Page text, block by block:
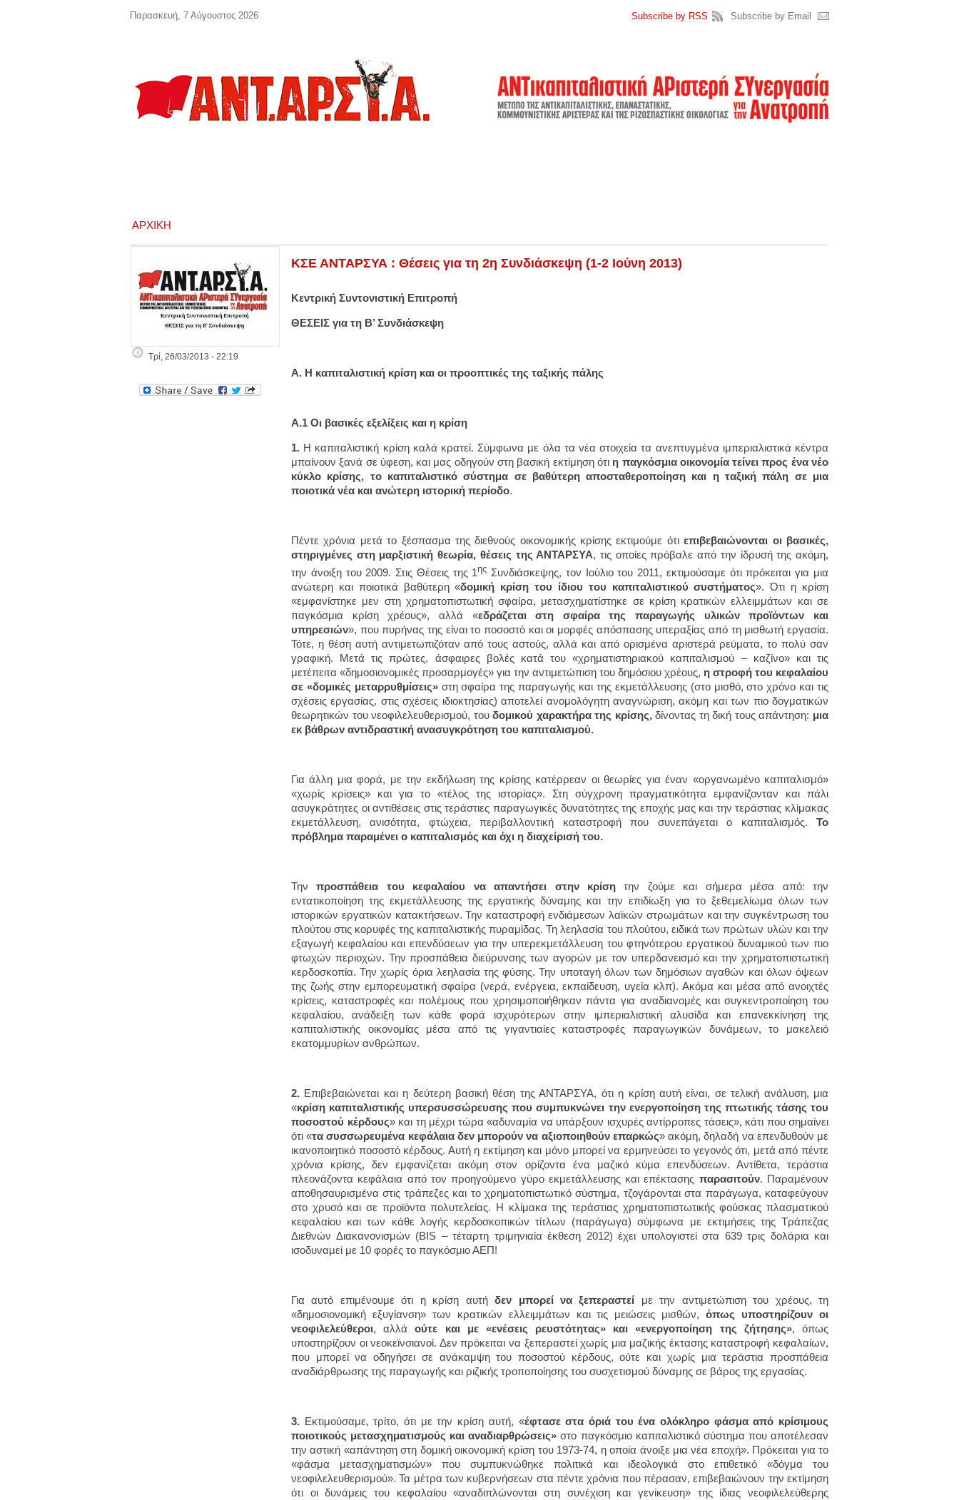
ΑΡΧΙΚΉ
Τρί, 26/03/2013 - 22:19
ΚΣΕ ΑΝΤΑΡΣΥΑ : Θέσεις για τη 2η Συνδιάσκεψη (1-2 Ιούνη 2013)
Κεντρική Συντονιστική Επιτροπή
ΘΕΣΕΙΣ για τη Β’ Συνδιάσκεψη
Α. Η καπιταλιστική κρίση και οι προοπτικές της ταξικής πάλης
Α.1 Οι βασικές εξελίξεις και η κρίση
1. Η καπιταλιστική κρίση καλά κρατεί. Σύμφωνα με όλα τα νέα στοιχεία τα ανεπτυγμένα ιμπεριαλιστικά κέντρα
μπαίνουν ξανά σε ύφεση, και μας οδηγούν στη βασική εκτίμηση ότι η παγκόσμια οικονομία τείνει προς ένα νέο
κύκλο κρίσης, το καπιταλιστικό σύστημα σε βαθύτερη αποσταθεροποίηση και η ταξική πάλη σε μια
ποιοτικά νέα και ανώτερη ιστορική περίοδο.
Πέντε χρόνια μετά το ξέσπασμα της διεθνούς οικονομικής κρίσης εκτιμούμε ότιεπιβεβαιώνονται οι βασικές,
στηριγμένες στη μαρξιστική θεωρία, θέσεις της ΑΝΤΑΡΣΥΑ, τις οποίες πρόβαλε από την ίδρυσή της ακόμη,
την άνοιξη του 2009. Στις Θέσεις της 1ης Συνδιάσκεψης, τον Ιούλιο του 2011, εκτιμούσαμε ότι πρόκειται για μια
ανώτερη και ποιοτικά βαθύτερη «δομική κρίση του ίδιου του καπιταλιστικού συστήματος». Ότι η κρίση
«εμφανίστηκε μεν στη χρηματοπιστωτική σφαίρα, μετασχηματίστηκε σε κρίση κρατικών ελλειμμάτων και σε
παγκόσμια κρίση χρέους», αλλά «εδράζεται στη σφαίρα της παραγωγής υλικών προϊόντων και
υπηρεσιών», που πυρήνας της είναι το ποσοστό και οι μορφές απόσπασης υπεραξίας από τη μισθωτή εργασία.
Τότε, η θέση αυτή αντιμετωπιζόταν από τους αστούς, αλλά και από ορισμένα αριστερά ρεύματα, το πολύ σαν
γραφική. Μετά τις πρώτες, άσφαιρες βολές κατά του «χρηματιστηριακού καπιταλισμού – καζίνο» και τις
μετέπειτα «δημοσιονομικές προσαρμογές» για την αντιμετώπιση του δημόσιου χρέους, η στροφή του κεφαλαίου
σε «δομικές μεταρρυθμίσεις»στη σφαίρα της παραγωγής και της εκμετάλλευσης (στο μισθό, στο χρόνο και τις
σχέσεις εργασίας, στις σχέσεις ιδιοκτησίας) αποτελεί ανομολόγητη αναγνώριση, ακόμη και των πιο δογματικών
θεωρητικών του νεοφιλελευθερισμού, τουδομικού χαρακτήρα της κρίσης,δίνοντας τη δική τους απάντηση: μια
εκ βάθρων αντιδραστική ανασυγκρότηση του καπιταλισμού.
Για άλλη μια φορά, με την εκδήλωση της κρίσης κατέρρεαν οι θεωρίες για έναν «οργανωμένο καπιταλισμό»
«χωρίς κρίσεις» και για το «τέλος της ιστορίας». Στη σύγχρονη πραγματικότητα εμφανίζονταν και πάλι
ασυγκράτητες οι αντιθέσεις στις τεράστιες παραγωγικές δυνατότητες της εποχής μας και την τεράστιας κλίμακας
εκμετάλλευση, ανισότητα, φτώχεια, περιβαλλοντική καταστροφή που συνεπάγεται ο καπιταλισμός. Το
πρόβλημα παραμένει ο καπιταλισμός και όχι η διαχείρισή του.
Τηνπροσπάθεια του κεφαλαίου να απαντήσει στην κρίση την ζούμε και σήμερα μέσα από: την
εντατικοποίηση της εκμετάλλευσης της εργατικής δύναμης και την επιδίωξη για το ξεθεμελίωμα όλων των
ιστορικών εργατικών κατακτήσεων. Την καταστροφή ενδιάμεσων λαϊκών στρωμάτων και την συγκέντρωση του
πλούτου στις κορυφές της καπιταλιστικής πυραμίδας. Τη λεηλασία του πλούτου, ειδικά των πρώτων υλών και την
εξαγωγή κεφαλαίου και επενδύσεων για την υπερεκμετάλλευση του φτηνότερου εργατικού δυναμικού των πιο
φτωχών περιοχών. Την προσπάθεια διεύρυνσης των αγορών με τον υπερδανεισμό και την χρηματοπιστωτική
κερδοσκοπία. Την χωρίς όρια λεηλασία της φύσης. Την υποταγή όλων των δημόσιων αγαθών και όλων όψεων
της ζωής στην εμπορευματική σφαίρα (νερά, ενέργεια, εκπαίδευση, υγεία κλπ). Ακόμα και μέσα από ανοιχτές
κρίσεις, καταστροφές και πολέμους που χρησιμοποιήθηκαν πάντα για αναδιανομές και συγκεντροποίηση του
κεφαλαίου, ανάδειξη των κάθε φορά ισχυρότερων στην ιμπεριαλιστική αλυσίδα και επανεκκίνηση της
καπιταλιστικής οικονομίας μέσα από τις γιγαντιαίες καταστροφές παραγωγικών δυνάμεων, το μακελειό
εκατομμυρίων ανθρώπων.
2. Επιβεβαιώνεται και η δεύτερη βασική θέση της ΑΝΤΑΡΣΥΑ, ότι η κρίση αυτή είναι, σε τελική ανάλυση, μια
«κρίση καπιταλιστικής υπερσυσσώρευσης που συμπυκνώνει την ενεργοποίηση της πτωτικής τάσης του
ποσοστού κέρδους» και τη μέχρι τώρα «αδυναμία να υπάρξουν ισχυρές αντίρροπες τάσεις», κάτι που σημαίνει
ότι «τα συσσωρευμένα κεφάλαια δεν μπορούν να αξιοποιηθούν επαρκώς» ακόμη, δηλαδή να επενδυθούν με
ικανοποιητικό ποσοστό κέρδους. Αυτή η εκτίμηση και μόνο μπορεί να ερμηνεύσει το γεγονός ότι, μετά από πέντε
χρόνια κρίσης, δεν εμφανίζεται ακόμη στον ορίζοντα ένα μαζικό κύμα επενδύσεων. Αντίθετα, τεράστια
πλεονάζοντα κεφάλαια από τον προηγούμενο γύρο εκμετάλλευσης και επέκτασης παρασιτούν. Παραμένουν
αποθησαυρισμένα στις τράπεζες και το χρηματοπιστωτικό σύστημα, τζογάρονται στα παράγωγα, καταφεύγουν
στο χρυσό και σε προϊόντα πολυτελείας. Η κλίμακα της τεράστιας χρηματοπιστωτικής φούσκας πλασματικού
κεφαλαίου και των κάθε λογής κερδοσκοπικών τίτλων (παράγωγα) σύμφωνα με εκτιμήσεις της Τράπεζας
Διεθνών Διακανονισμών (BIS – τέταρτη τριμηνιαία έκθεση 2012) έχει υπολογιστεί στα 639 τρις δολάρια και
ισοδυναμεί με 10 φορές το παγκόσμιο ΑΕΠ!
Για αυτό επιμένουμε ότι η κρίση αυτήδεν μπορεί να ξεπεραστεί με την αντιμετώπιση του χρέους, τη
«δημοσιονομική εξυγίανση» των κρατικών ελλειμμάτων και τις μειώσεις μισθών,όπως υποστηρίζουν οι
νεοφιλελεύθεροι, αλλάούτε και με «ενέσεις ρευστότητας» και «ενεργοποίηση της ζήτησης», όπως
υποστηρίζουν οι νεοκεϊνσιανοί. Δεν πρόκειται να ξεπεραστεί χωρίς μια μαζικής έκτασης καταστροφή κεφαλαίων,
που μπορεί να οδηγήσει σε ανάκαμψη του ποσοστού κέρδους, ούτε και χωρίς μια τεράστια προσπάθεια
αναδιάρθρωσης της παραγωγής και ριζικής τροποποίησης του συσχετισμού δύναμης σε βάρος της εργασίας.
3. Εκτιμούσαμε, τρίτο, ότι με την κρίση αυτή, «έφτασε στα όριά του ένα ολόκληρο φάσμα από κρίσιμους
ποιοτικούς μετασχηματισμούς και αναδιαρθρώσεις» στο παγκόσμιο καπιταλιστικό σύστημα που αποτέλεσαν
την αστική «απάντηση στη δομική οικονομική κρίση του 1973-74, η οποία άνοιξε μια νέα εποχή». Πρόκειται για το
«φάσμα μετασχηματισμών» που συμπυκνώθηκε πολιτικά και ιδεολογικά στο επιθετικό «δόγμα του
νεοφιλελευθερισμού». Τα μέτρα των κυβερνήσεων στα πέντε χρόνια που πέρασαν, επιβεβαιώνουν την εκτίμηση
ότι οι δυνάμεις του κεφαλαίου «αναδιπλώνονται στη συνέχιση και γενίκευση» της ίδιας νεοφιλελεύθερης
Παρασκευή, 7 Αύγουστος 2026 Subscribe by RSS Subscribe by Email